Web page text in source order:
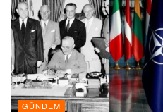
GÜNDEM